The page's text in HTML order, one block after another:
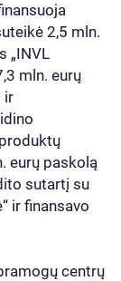
2,5 mln.
„INVL
mln. eurų
ir
eurų paskolą
sutartį su
ir finansavo
centrų